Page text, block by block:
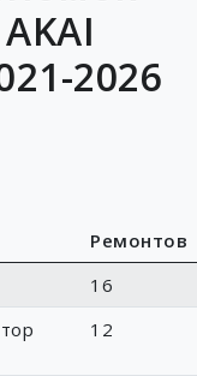
2026
Ремонтов
16
12